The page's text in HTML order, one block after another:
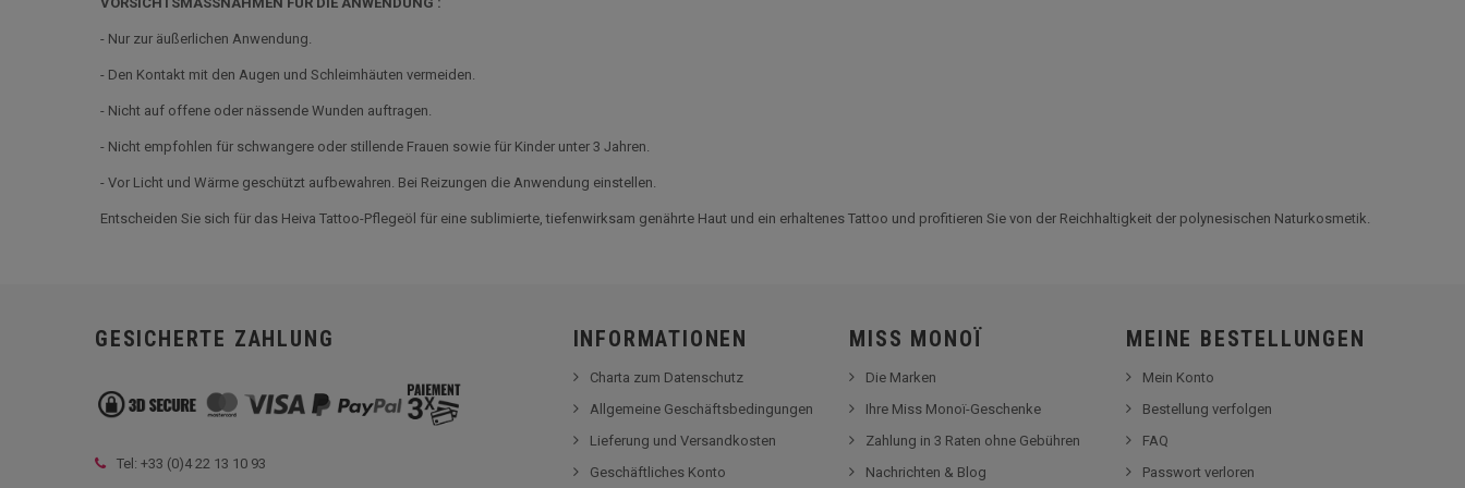
- Nur zur äußerlichen Anwendung.
- Den Kontakt mit den Augen und Schleimhäuten vermeiden.
- Nicht auf offene oder nässende Wunden auftragen.
- Nicht empfohlen für schwangere oder stillende Frauen sowie für Kinder unter 3 Jahren.
- Vor Licht und Wärme geschützt aufbewahren. Bei Reizungen die Anwendung einstellen.
Entscheiden Sie sich für das Heiva Tattoo-Pflegeöl für eine sublimierte, tiefenwirksam genährte Haut und ein erhaltenes Tattoo und profitieren Sie von der Reichhaltigkeit der polynesischen Naturkosmetik.
GESICHERTE ZAHLUNG
Tel: +33 (0)4 22 13 10 93
INFORMATIONEN
Charta zum Datenschutz
Allgemeine Geschäftsbedingungen
Lieferung und Versandkosten
Geschäftliches Konto
MISS MONOÏ
Die Marken
Ihre Miss Monoï-Geschenke
Zahlung in 3 Raten ohne Gebühren
Nachrichten & Blog
MEINE BESTELLUNGEN
Mein Konto
Bestellung verfolgen
FAQ
Passwort verloren